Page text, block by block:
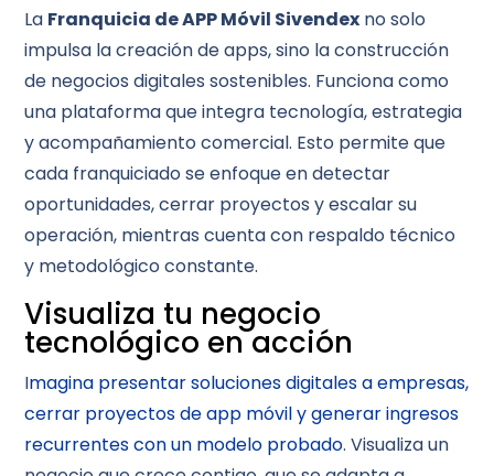
La Franquicia de APP Móvil Sivendex no solo
impulsa la creación de apps, sino la construcción
de negocios digitales sostenibles. Funciona como
una plataforma que integra tecnología, estrategia
y acompañamiento comercial. Esto permite que
cada franquiciado se enfoque en detectar
oportunidades, cerrar proyectos y escalar su
operación, mientras cuenta con respaldo técnico
y metodológico constante.
Visualiza tu negocio
tecnológico en acción
Imagina presentar soluciones digitales a empresas,
cerrar proyectos de app móvil y generar ingresos
recurrentes con un modelo probado. Visualiza un